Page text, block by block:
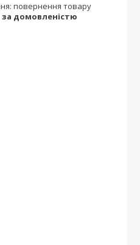
повернення товару
за домовленістю